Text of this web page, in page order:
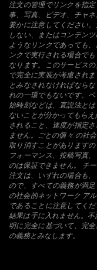
注文の管理でリンクを指
事、写真、ビデオ、チャ
要かに注意してください
しない、またはコンテン
ようなリンクであっても
ンクで実行される場合で
なります。このサービス
で完全に実装が考慮され
とみなされなければなら
れの一環でもないです。
始時刻などは、直説法と
ないことが分かってもら
されること、速度が指定
ません。ごとの個々 の社
取り消すことがあります
フォーマンス、投稿写真
のは保証できません。 チ
注文は、いずれの場合も
ので、すべての義務が満
の社会的ネットワーク ア
であることに注意してく
結果は手に入れません。
明に完全に基づいて、完
の義務とみなします。